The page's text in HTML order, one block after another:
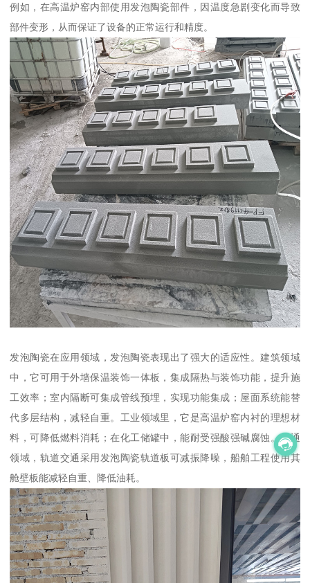
例如，在高温炉窑内部使用发泡陶瓷部件，因温度急剧变化而导致
部件变形，从而保证了设备的正常运行和精度。
发泡陶瓷在应用领域，发泡陶瓷表现出了强大的适应性。建筑领域
中，它可用于外墙保温装饰一体板，集成隔热与装饰功能，提升施
工效率；室内隔断可集成管线预埋，实现功能集成；屋面系统能替
代多层结构，减轻自重。工业领域里，它是高温炉窑内衬的理想材
料，可降低燃料消耗；在化工储罐中，能耐受强酸强碱腐蚀。交通
领域，轨道交通采用发泡陶瓷轨道板可减振降噪，船舶工程使用其
舱壁板能减轻自重、降低油耗。